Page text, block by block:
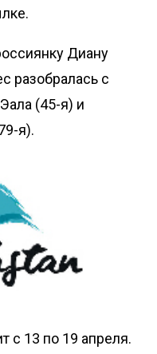
.
Диану
разобралась с
(45-я) и
я).
с 13 по 19 апреля.